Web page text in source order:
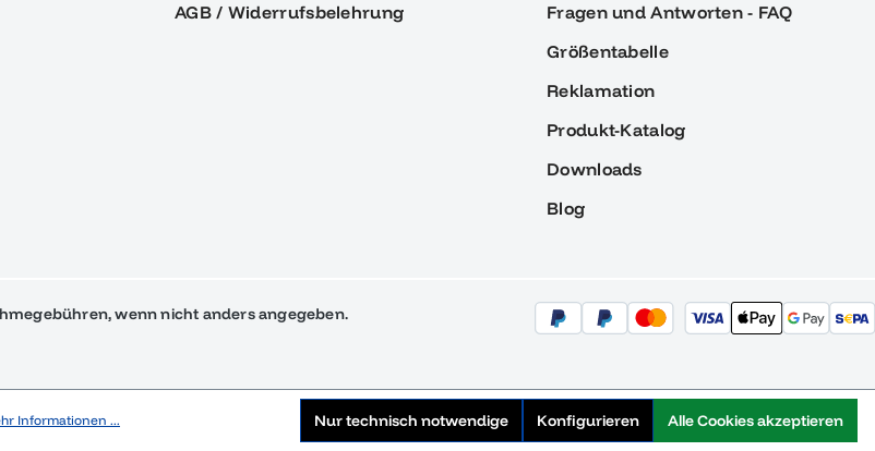
AGB / Widerrufsbelehrung
Fragen und Antworten - FAQ
Größentabelle
Reklamation
Produkt-Katalog
Downloads
Blog
wenn nicht anders angegeben.
Informationen ... Nur technisch notwendige Konfigurieren Alle Cookies akzeptieren